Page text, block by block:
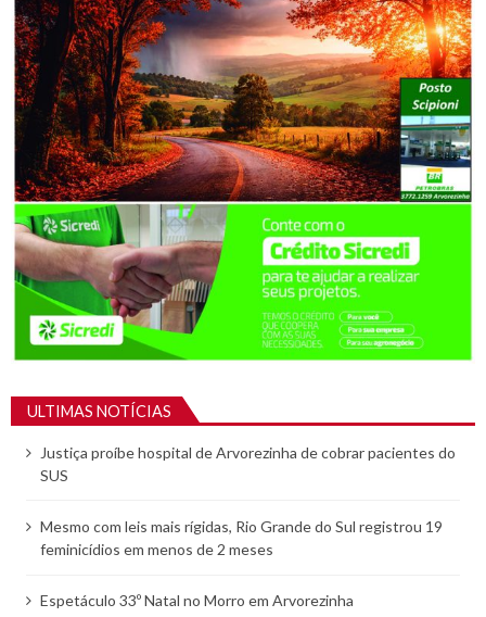
ULTIMAS NOTÍCIAS
Justiça proíbe hospital de Arvorezinha de cobrar pacientes do
SUS
Mesmo com leis mais rígidas, Rio Grande do Sul registrou 19
feminicídios em menos de 2 meses
Espetáculo 33º Natal no Morro em Arvorezinha